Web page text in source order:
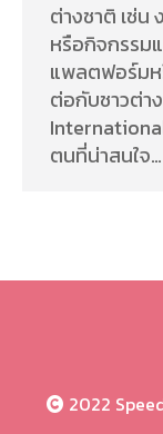
ต่างชาติ เช่น
หรือกิจกรรม
แพลตฟอร์มห
ต่อกับชาวต่า
ตนที่น่าสนใจ…
2022